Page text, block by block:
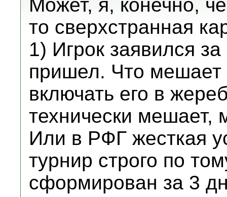
Может, я, конечно,
то сверхстранная
1) Игрок заявился
пришел. Что мешает
включать его в
технически мешает,
Или в РФГ жесткая
турнир строго по
сформирован за 3